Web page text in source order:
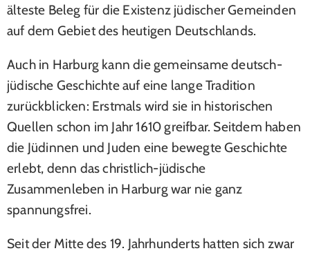
älteste Beleg für die Existenz jüdischer Gemeinden
auf dem Gebiet des heutigen Deutschlands.
Auch in Harburg kann die gemeinsame deutsch-
jüdische Geschichte auf eine lange Tradition
zurückblicken: Erstmals wird sie in historischen
Quellen schon im Jahr 1610 greifbar. Seitdem haben
die Jüdinnen und Juden eine bewegte Geschichte
erlebt, denn das christlich-jüdische
Zusammenleben in Harburg war nie ganz
spannungsfrei.
Seit der Mitte des 19. Jahrhunderts hatten sich zwar